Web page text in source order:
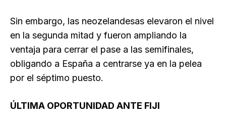
Sin embargo, las neozelandesas elevaron el nivel
en la segunda mitad y fueron ampliando la
ventaja para cerrar el pase a las semifinales,
obligando a España a centrarse ya en la pelea
por el séptimo puesto.
ÚLTIMA OPORTUNIDAD ANTE FIJI